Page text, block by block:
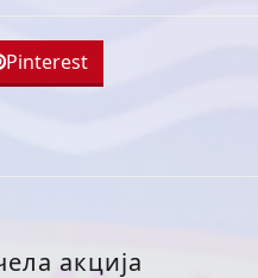
Pinterest
акција